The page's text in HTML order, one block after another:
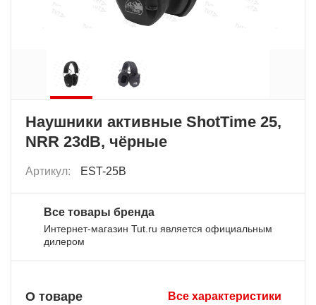
Наушники активные ShotTime 25,
NRR 23dB, чёрные
Артикул: EST-25B
Все товары бренда
Интернет-магазин Tut.ru является официальным
дилером
О товаре Все характеристики